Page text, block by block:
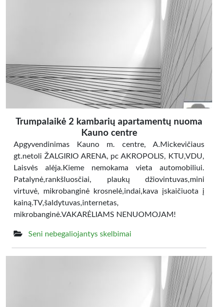
Trumpalaikė 2 kambarių apartamentų nuoma
Kauno centre
Apgyvendinimas Kauno m. centre, A.Mickevičiaus
gt.netoli ŽALGIRIO ARENA, pc AKROPOLIS, KTU,VDU,
Laisvės alėja.Kieme nemokama vieta automobiliui.
Patalynė,rankšluosčiai, plaukų džiovintuvas,mini
virtuvė, mikrobanginė krosnelė,indai,kava įskaičiuota į
kainą.TV,šaldytuvas,internetas,
mikrobanginė.VAKARĖLIAMS NENUOMOJAM!
Seni nebegaliojantys skelbimai